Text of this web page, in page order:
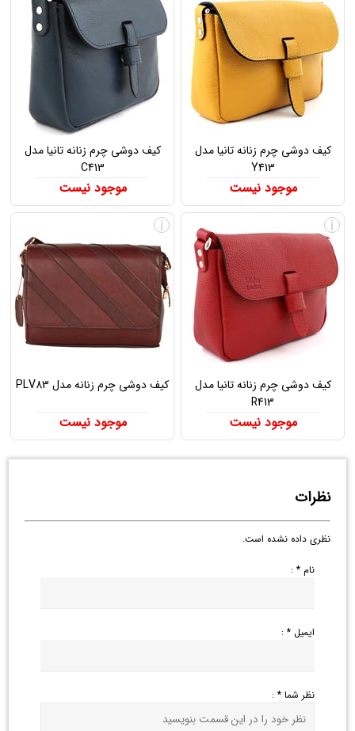
کیف دوشی چرم زنانه تانیا مدل
Y413
موجود نیست
کیف دوشی چرم زنانه تانیا مدل
C413
موجود نیست
کیف دوشی چرم زنانه تانیا مدل
R413
موجود نیست
i
کیف دوشی چرم زنانه مدل PLV83
موجود نیست
i
نظرات
نظری داده نشده است.
نام * :
ایمیل * :
نظر شما * :